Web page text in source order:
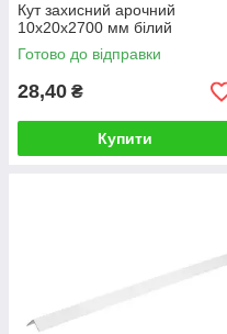
Кут захисний арочний
10х20х2700 мм білий
Готово до відправки
28,40 ₴
Купити